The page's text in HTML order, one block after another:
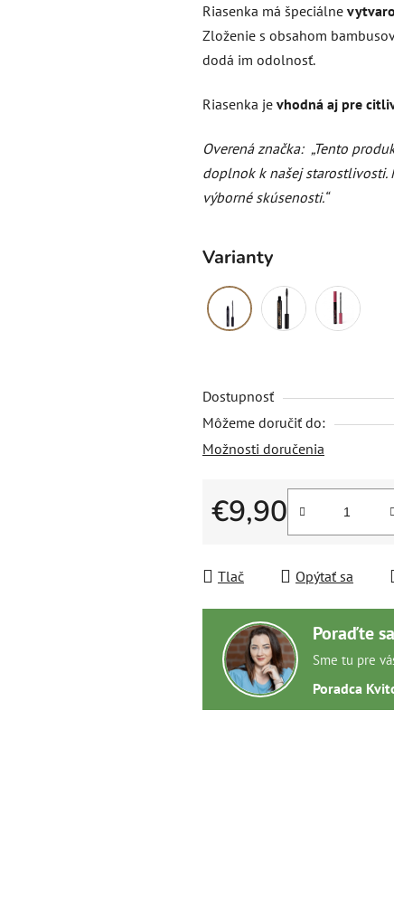
je
4,6
z
hviezdičiek.
Riasenka má špeciálne
Zloženie s obsahom
dodá im odolnosť.
Riasenka je vhodná aj pre
Overená značka: „Tento
doplnok k našej starostlivosti.
výborné skúsenosti.“
Varianty
Dostupnosť
Môžeme doručiť do:
Možnosti doručenia
€9,90
Jednotková cena:
Tlač Opýtať sa
Poraďte
Sme tu pre
Poradca